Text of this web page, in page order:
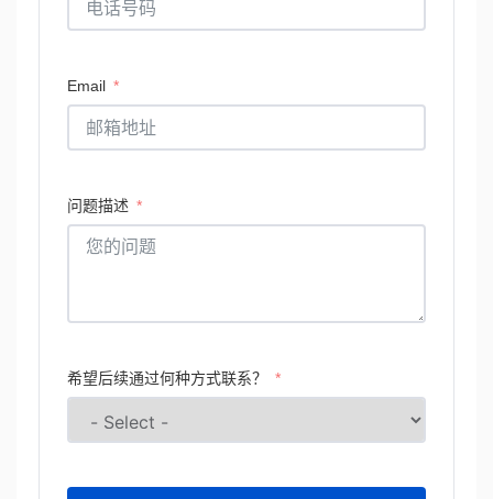
Email
问题描述
希望后续通过何种方式联系？